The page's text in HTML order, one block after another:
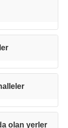
olan yerler